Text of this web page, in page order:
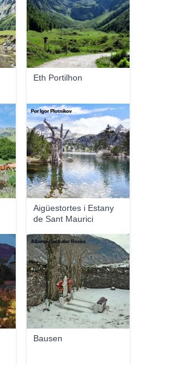
Eth Portilhon
Aigüestortes i Estany
de Sant Maurici
Por Igor Plotnikov
Bausen
Alberto Gonzalez Rovira